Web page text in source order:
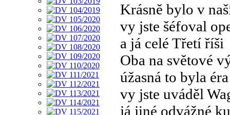
Krásně bylo v
vy jste šéfoval
a já celé Třetí říši
Oba na světové
úžasná to byla éra
vy jste uváděl
já jiné odvážné